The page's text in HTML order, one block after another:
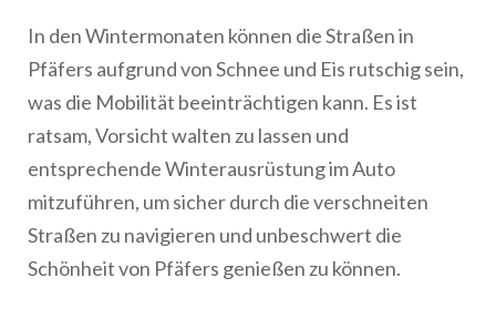
In den Wintermonaten können die Straßen in
Pfäfers aufgrund von Schnee und Eis rutschig sein,
was die Mobilität beeinträchtigen kann. Es ist
ratsam, Vorsicht walten zu lassen und
entsprechende Winterausrüstung im Auto
mitzuführen, um sicher durch die verschneiten
Straßen zu navigieren und unbeschwert die
Schönheit von Pfäfers genießen zu können.